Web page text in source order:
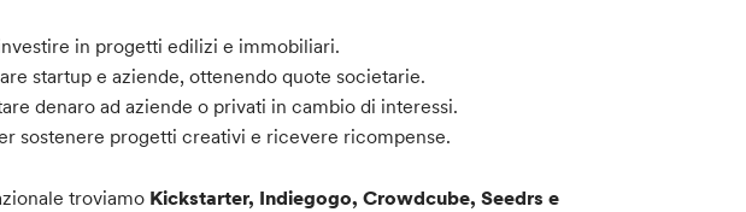
in progetti edilizi e immobiliari.
startup e aziende, ottenendo quote societarie.
denaro ad aziende o privati in cambio di interessi.
sostenere progetti creativi e ricevere ricompense.
troviamo Kickstarter, Indiegogo, Crowdcube, Seedrs e